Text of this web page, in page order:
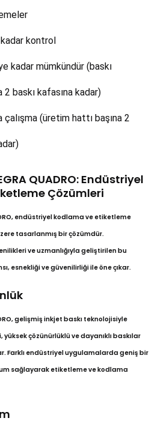
kontrol
kadar mümkündür (baskı
2 baskı kafasına kadar)
çalışma (üretim hattı başına 2
QUADRO: Endüstriyel
Çözümleri
endüstriyel kodlama ve etiketleme
tasarlanmış bir çözümdür.
ve uzmanlığıyla geliştirilen bu
esnekliği ve güvenilirliği ile öne çıkar.
gelişmiş inkjet baskı teknolojisiyle
yüksek çözünürlüklü ve dayanıklı baskılar
Farklı endüstriyel uygulamalarda geniş bir
sağlayarak etiketleme ve kodlama